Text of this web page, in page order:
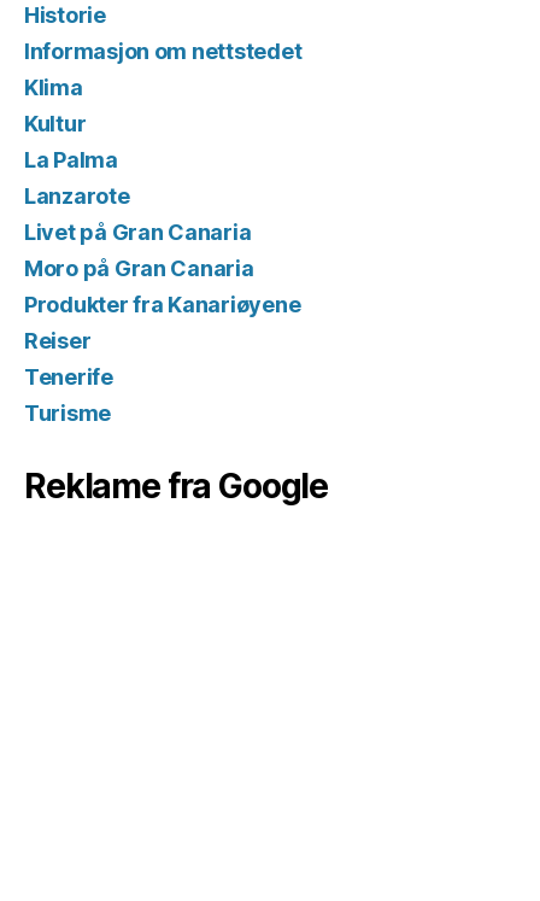
Historie
Informasjon om nettstedet
Klima
Kultur
La Palma
Lanzarote
Livet på Gran Canaria
Moro på Gran Canaria
Produkter fra Kanariøyene
Reiser
Tenerife
Turisme
Reklame fra Google